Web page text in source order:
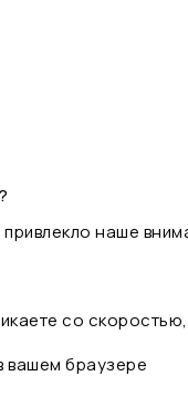
наше
со
вашем браузере